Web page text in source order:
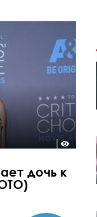
дочь к